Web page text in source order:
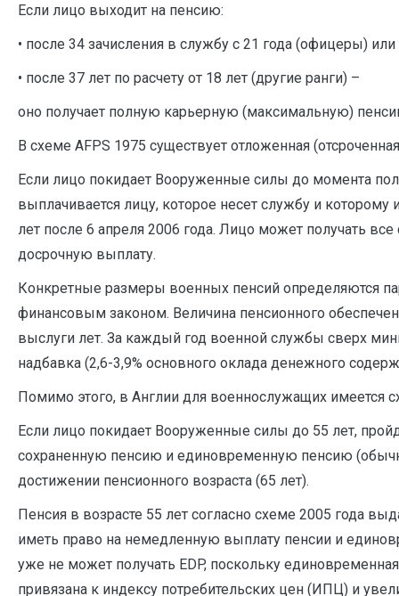
Если лицо выходит на пенсию:
• после 34 зачисления в службу с 21 года (офицеры) или
• после 37 лет по расчету от 18 лет (другие ранги) –
оно получает полную карьерную (максимальную)
В схеме AFPS 1975 существует отложенная
Если лицо покидает Вооруженные силы до момента
выплачивается лицу, которое несет службу и
лет после 6 апреля 2006 года. Лицо может получать
досрочную выплату.
Конкретные размеры военных пенсий определяются
финансовым законом. Величина пенсионного
выслуги лет. За каждый год военной службы сверх
надбавка (2,6-3,9% основного оклада денежного
Помимо этого, в Англии для военнослужащих имеется
Если лицо покидает Вооруженные силы до 55 лет,
сохраненную пенсию и единовременную пенсию
достижении пенсионного возраста (65 лет).
Пенсия в возрасте 55 лет согласно схеме 2005 года
иметь право на немедленную выплату пенсии и
уже не может получать EDP, поскольку
привязана к индексу потребительских цен (ИПЦ) и